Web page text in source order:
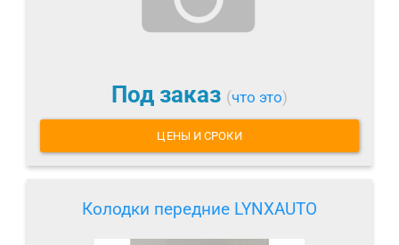
Под заказ (что это)
ЦЕНЫ И СРОКИ
Колодки передние LYNXAUTO